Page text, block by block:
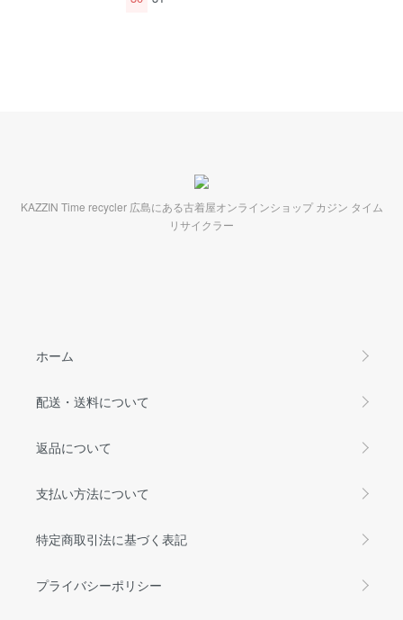
KAZZIN Time recycler 広島にある古着屋オンラインショップ カジン タイム
リサイクラー
ホーム
配送・送料について
返品について
支払い方法について
特定商取引法に基づく表記
プライバシーポリシー